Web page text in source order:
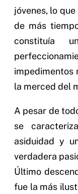
jóvenes, lo
de más
constituía
impedimentos
la merced del
A pesar de
se
asiduidad y
verdadera
Último
fue la más